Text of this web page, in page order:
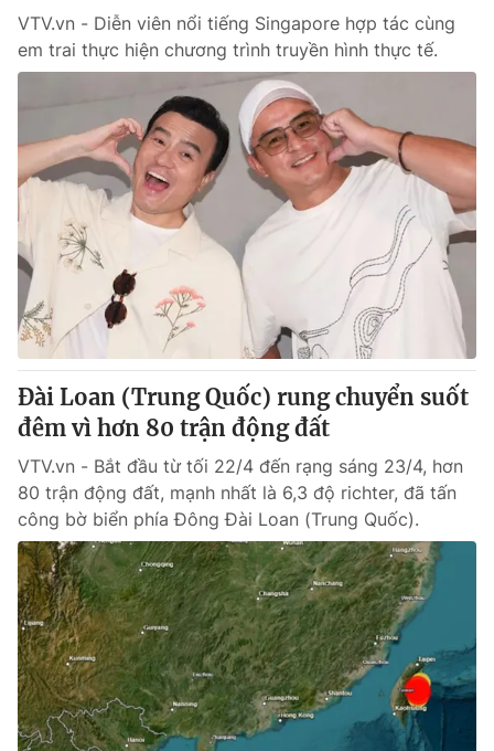
VTV.vn - Diễn viên nổi tiếng Singapore hợp tác cùng
em trai thực hiện chương trình truyền hình thực tế.
Đài Loan (Trung Quốc) rung chuyển suốt
đêm vì hơn 80 trận động đất
VTV.vn - Bắt đầu từ tối 22/4 đến rạng sáng 23/4, hơn
80 trận động đất, mạnh nhất là 6,3 độ richter, đã tấn
công bờ biển phía Đông Đài Loan (Trung Quốc).